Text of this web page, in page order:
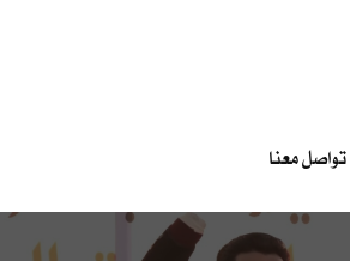
تواصل معنا